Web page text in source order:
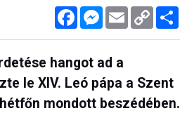
FacebookMessenger
Email Copy
Link
hangot ad a
le XIV. Leó pápa a Szent
mondott beszédében.